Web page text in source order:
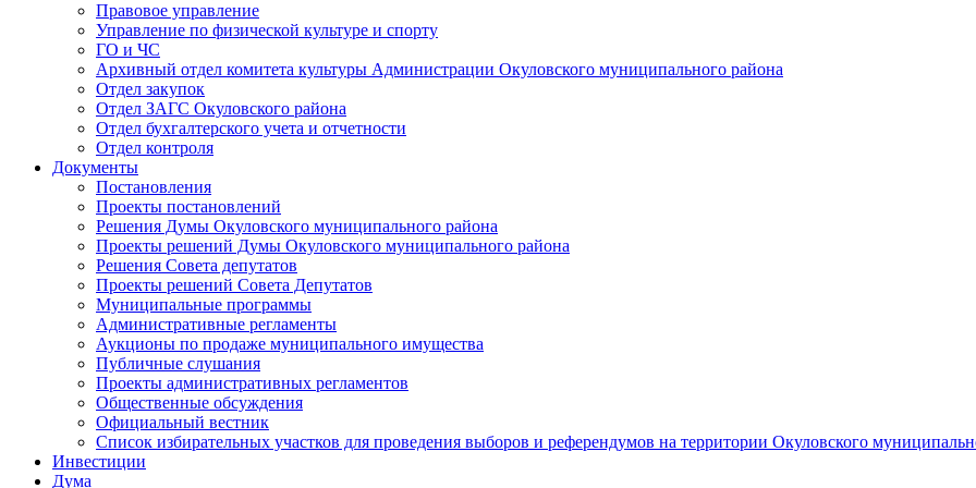
Правовое управление
Управление по физической культуре и спорту
ГО и ЧС
Архивный отдел комитета культуры Администрации Окуловского муниципального района
Отдел закупок
Отдел ЗАГС Окуловского района
Отдел бухгалтерского учета и отчетности
Отдел контроля
Документы
Постановления
Проекты постановлений
Решения Думы Окуловского муниципального района
Проекты решений Думы Окуловского муниципального района
Решения Совета депутатов
Проекты решений Совета Депутатов
Муниципальные программы
Административные регламенты
Аукционы по продаже муниципального имущества
Публичные слушания
Проекты административных регламентов
Общественные обсуждения
Официальный вестник
Список избирательных участков для проведения выборов и референдумов на территории Окуловского
Инвестиции
Дума